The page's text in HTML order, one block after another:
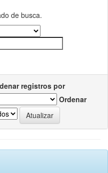
de busca.
registros por
Ordenar